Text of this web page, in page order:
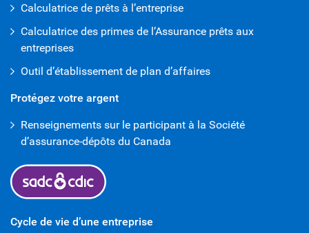
Calculatrice de prêts à l’entreprise
Calculatrice des primes de l’Assurance prêts aux
entreprises
Outil d’établissement de plan d’affaires
Protégez votre argent
Renseignements sur le participant à la Société
d’assurance-dépôts du Canada
Cycle de vie d’une entreprise